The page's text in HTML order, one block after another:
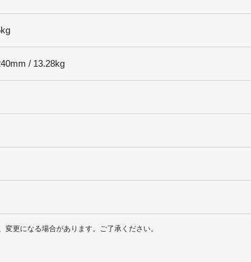
/ 13.28kg
更になる場合があります。ご了承ください。